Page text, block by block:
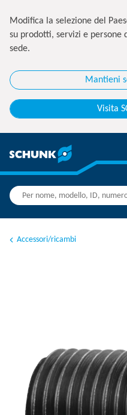
Modifica la selezione del
su prodotti, servizi e
sede.
Mantieni
Visita
Accessori/ricambi